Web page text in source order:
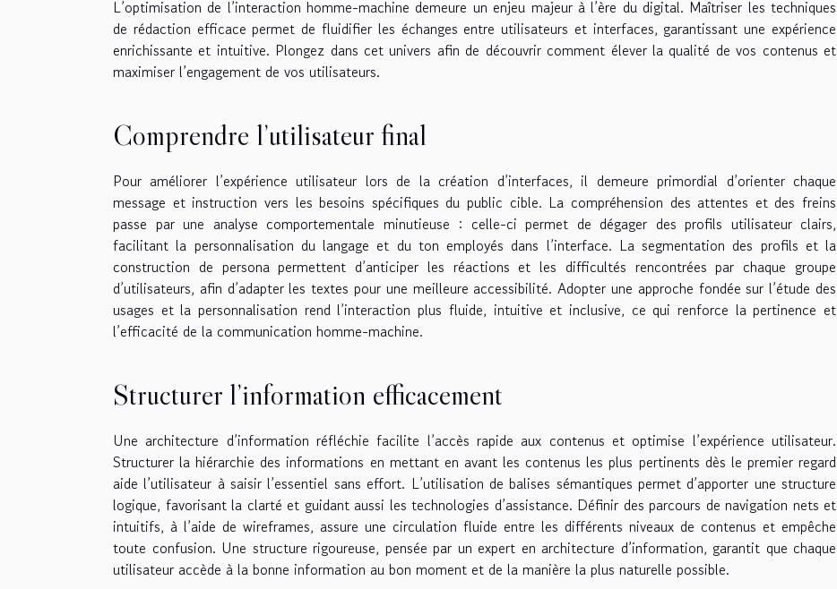
L’optimisation de l’interaction homme-machine demeure un enjeu majeur à l’ère du digital. Maîtriser les techniques
de rédaction efficace permet de fluidifier les échanges entre utilisateurs et interfaces, garantissant une expérience
enrichissante et intuitive. Plongez dans cet univers afin de découvrir comment élever la qualité de vos contenus et
maximiser l’engagement de vos utilisateurs.
Comprendre l’utilisateur final
Pour améliorer l’expérience utilisateur lors de la création d’interfaces, il demeure primordial d’orienter chaque
message et instruction vers les besoins spécifiques du public cible. La compréhension des attentes et des freins
passe par une analyse comportementale minutieuse : celle-ci permet de dégager des profils utilisateur clairs,
facilitant la personnalisation du langage et du ton employés dans l’interface. La segmentation des profils et la
construction de persona permettent d’anticiper les réactions et les difficultés rencontrées par chaque groupe
d’utilisateurs, afin d’adapter les textes pour une meilleure accessibilité. Adopter une approche fondée sur l’étude des
usages et la personnalisation rend l’interaction plus fluide, intuitive et inclusive, ce qui renforce la pertinence et
l’efficacité de la communication homme-machine.
Structurer l’information efficacement
Une architecture d’information réfléchie facilite l’accès rapide aux contenus et optimise l’expérience utilisateur.
Structurer la hiérarchie des informations en mettant en avant les contenus les plus pertinents dès le premier regard
aide l’utilisateur à saisir l’essentiel sans effort. L’utilisation de balises sémantiques permet d’apporter une structure
logique, favorisant la clarté et guidant aussi les technologies d’assistance. Définir des parcours de navigation nets et
intuitifs, à l’aide de wireframes, assure une circulation fluide entre les différents niveaux de contenus et empêche
toute confusion. Une structure rigoureuse, pensée par un expert en architecture d’information, garantit que chaque
utilisateur accède à la bonne information au bon moment et de la manière la plus naturelle possible.